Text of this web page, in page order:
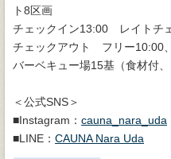
ト8区画
チェックイン13:00 レイトチ
チェックアウト フリー10:00
バーベキュー場15基（食材付、
＜公式SNS＞
■Instagram： cauna_nara_uda
■LINE： CAUNA Nara Uda